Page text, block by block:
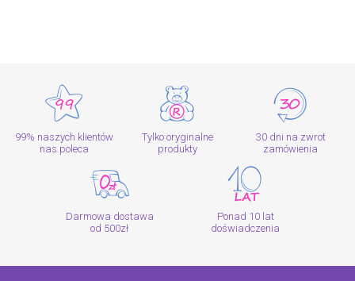
99% naszych klientów
nas poleca
Tylko oryginalne
produkty
30 dni na zwrot
zamówienia
Darmowa dostawa
od 500zł
Ponad 10 lat
doświadczenia